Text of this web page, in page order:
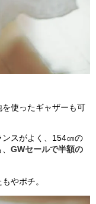
使ったギャザーも可
スがよく、154㎝の
GWセールで半額の
やポチ。